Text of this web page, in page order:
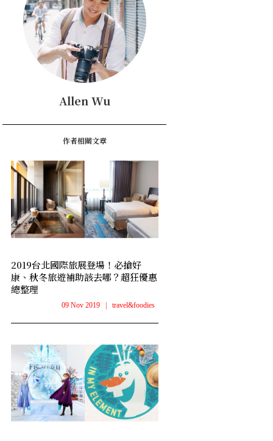
Allen Wu
作者相關文章
2019台北國際旅展登場！必搶好
康、秋冬旅遊補助該去哪？超狂優惠
總整理
09 Nov 2019 | travel&foodies